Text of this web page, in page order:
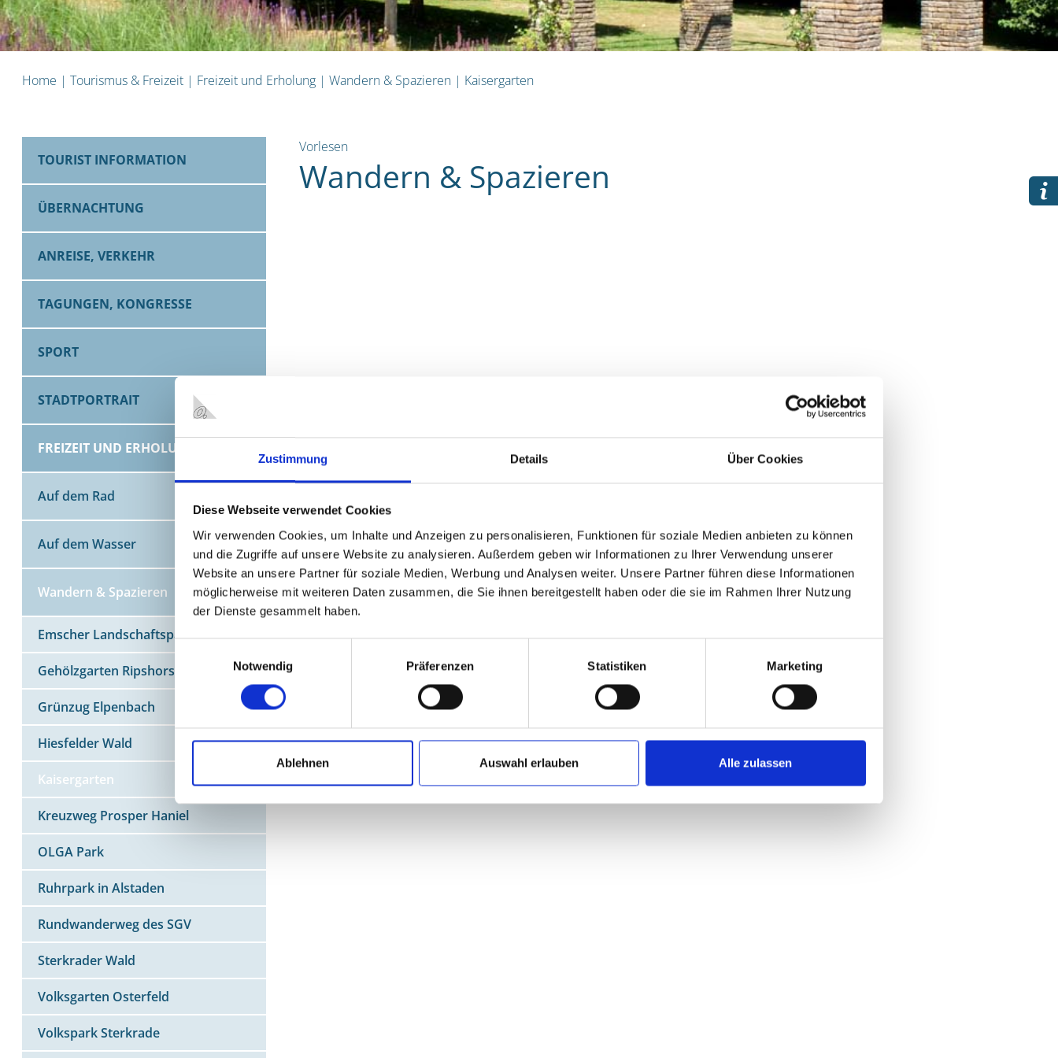
Zustimmung Details Über Cookies
Diese Webseite verwendet Cookies
Wir verwenden Cookies, um Inhalte und Anzeigen zu personalisieren, Funktionen für soziale Medien anbieten zu können
und die Zugriffe auf unsere Website zu analysieren. Außerdem geben wir Informationen zu Ihrer Verwendung unserer
Website an unsere Partner für soziale Medien, Werbung und Analysen weiter. Unsere Partner führen diese Informationen
möglicherweise mit weiteren Daten zusammen, die Sie ihnen bereitgestellt haben oder die sie im Rahmen Ihrer Nutzung
der Dienste gesammelt haben.
Notwendig
Präferenzen Statistiken Marketing
Ablehnen Auswahl erlauben Alle zulassen
Home | Tourismus & Freizeit | Freizeit und Erholung | Wandern & Spazieren | Kaisergarten
TOURIST INFORMATION
ÜBERNACHTUNG
ANREISE, VERKEHR
TAGUNGEN, KONGRESSE
SPORT
STADTPORTRAIT
FREIZEIT UND ERHOLUNG
Auf dem Rad
Auf dem Wasser
Wandern & Spazieren
Emscher Landschaftspark
Gehölzgarten Ripshorst
Grünzug Elpenbach
Hiesfelder Wald
Kaisergarten
Kreuzweg Prosper Haniel
OLGA Park
Ruhrpark in Alstaden
Rundwanderweg des SGV
Sterkrader Wald
Volksgarten Osterfeld
Volkspark Sterkrade
Vorlesen
Wandern & Spazieren